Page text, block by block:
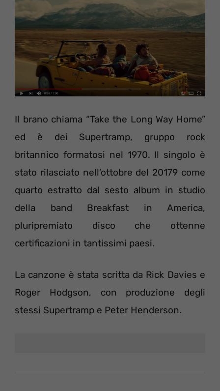
Il brano chiama “Take the Long Way Home”
ed è dei Supertramp, gruppo rock
britannico formatosi nel 1970. Il singolo è
stato rilasciato nell’ottobre del 20179 come
quarto estratto dal sesto album in studio
della band Breakfast in America,
pluripremiato disco che ottenne
certificazioni in tantissimi paesi.
La canzone è stata scritta da Rick Davies e
Roger Hodgson, con produzione degli
stessi Supertramp e Peter Henderson.